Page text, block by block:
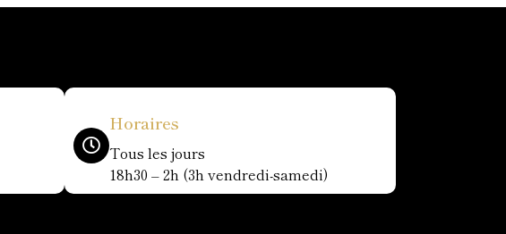
Horaires
Tous les jours
18h30 – 2h (3h vendredi-samedi)